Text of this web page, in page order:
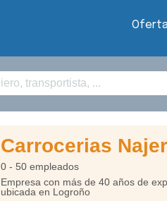
Carrocerias
0 - 50 empleados
Empresa con más de 40 años de
ubicada en Logroño